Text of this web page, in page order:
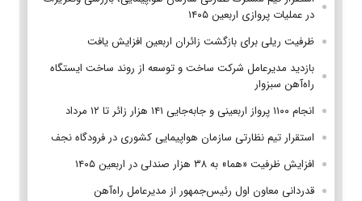
در عملیات پروازی اربعین ۱۴۰۵
ظرفیت ریلی برای بازگشت زائران اربعین افزایش یافت
بازدید مدیرعامل شرکت ساخت و توسعه از روند ساخت ایستگاه
راه‌آهن سبزوار
انجام ۱۱۰۰ پرواز اربعینی و جابه‌جایی ۱۴۱ هزار زائر تا ۱۲ مرداد
استقرار تیم‌ نظارتی سازمان هواپیمایی کشوری در فرودگاه نجف
افزایش ظرفیت «هما» به ۳۸ هزار صندلی در اربعین ۱۴۰۵
قدردانی معاون اول رئیس‌جمهور از مدیرعامل راه‌آهن